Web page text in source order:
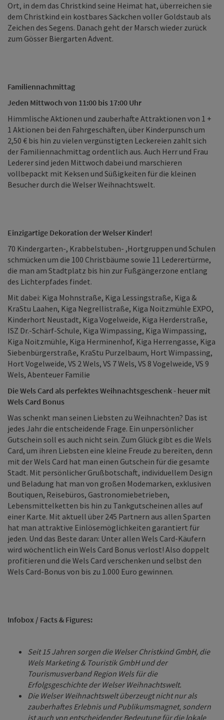
Ort, in dem das Christkind seine Heimat hat, überreichen sie
dem Christkind ein kostbares Säckchen voller Goldstaub als
Zeichen des Segens. Danach geht der Marsch wieder zurück
zum Gösser Biergarten Advent.
Familiennachmittag
Jeden Mittwoch von 11:00 bis 17:00 Uhr
Himmlische Aktionen und zauberhafte Attraktionen von 1 +
1 Aktionen bei den Fahrgeschäften, über Kinderpunsch um
2,50 € bis hin zu vielen vergünstigten Leckereien zahlt sich
der Familiennachmittag ordentlich aus. Auch Herr und Frau
Lederer sind jeden Mittwoch dabei und marschieren
vollbepackt mit Keksen und Süßigkeiten für die kleinen
Besucher durch die Welser Weihnachtswelt.
Einzigartige Dekoration der Welser Kinder!
70 Kindergarten-, Krabbelstuben- ,Hortgruppen und Schulen
schmücken um die 100 Christbäume sowie 11 Lederertürme,
die man am Stadtplatz bis hin zur Fußgängerzone entlang
des Lichterpfades findet.
Mit dabei: Kiga Mohnstraße, Kiga Lessingstraße, Kiga &
KraStu Laahen, Kiga Negrellistraße, Kiga Noitzmühle EXPO,
Kinderhort Neustadt, Kiga Vogelweide, Kiga Herderstraße,
ISZ Dr.-Schärf-Schule, Kiga Wimpassing, Kiga Wimpassing,
Kiga Noitzmühle, Kiga Herminenhof, Kiga Herrengasse, Kiga
Siebenbürgerstraße, KraStu Purzelbaum, Hort Wimpassing,
Hort Vogelweide, VS 2 Wels, VS 7 Wels, VS 8 Vogelweide, VS 9
Wels, Abenteuer Familie
Die Wels Card als perfektes Weihnachtsgeschenk - heuer mit
Wels Card Bonus
Was schenkt man seinen Liebsten zu Weihnachten? Das ist
jedes Jahr die entscheidende Frage. Ein unpersönlicher
Gutschein soll es auch nicht sein. Zum Glück gibt es die Wels
Card, um ihren Liebsten eine kleine Freude zu bereiten, denn
mit der Wels Card hat man einen Gutschein für die gesamte
Stadt. Mit persönlicher Grußbotschaft, individuellem Design
und Beladung hat man von großen Modemarken, exklusiven
Boutiquen, Reisebüros, Gastronomiebetrieben,
Lebensmittelketten bis hin zu Tankgutscheinen alles auf
einer Karte. Mit aktuell über 245 Partnern aus allen Sparten
hat man attraktive Einlösemöglichkeiten garantiert für
jeden. Und das Beste daran: Unter allen Wels Card-Käufern
wird wöchentlich ein Wels Card Bonus verlost! Also doppelt
profitieren und die Wels Card verschenken und selbst den
Wels Card-Bonus von bis zu 1.000 Euro gewinnen.
Infobox / Facts & Figures:
Seit 15 Jahren sorgen die Welser Christkind GmbH, die
Wels Marketing & Touristik GmbH und der
Tourismusverband Region Wels für die
Erfolgsgeschichte der Welser Weihnachtswelt.
Die Welser Weihnachtswelt überzeugt nicht nur als
zauberhaftes Erlebnis und Publikumsmagnet, sondern
ist auch von entscheidender Bedeutung für die lokale